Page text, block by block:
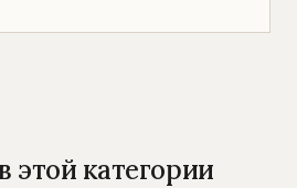
этой категории